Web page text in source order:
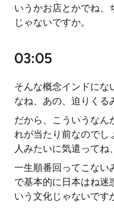
いうかお店とかでね、
じゃないですか。
03:05
そんな概念インドにな
なね、あの、迫りくる
だから、こういうなん
れが当たり前なのでし
人みたいに気遣ってね
一生順番回ってこない
で基本的に日本はね迷
いう文化じゃないです